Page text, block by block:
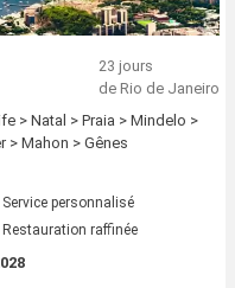
23 jours
de Rio de Janeiro
> Natal > Praia > Mindelo >
> Mahon > Gênes
Service personnalisé
Restauration raffinée